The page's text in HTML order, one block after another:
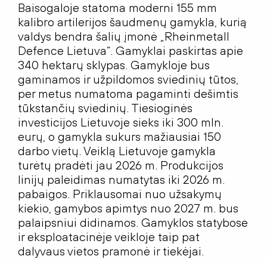
Baisogaloje statoma moderni 155 mm
kalibro artilerijos šaudmenų gamykla, kurią
valdys bendra šalių įmonė „Rheinmetall
Defence Lietuva“. Gamyklai paskirtas apie
340 hektarų sklypas. Gamykloje bus
gaminamos ir užpildomos sviedinių tūtos,
per metus numatoma pagaminti dešimtis
tūkstančių sviedinių. Tiesioginės
investicijos Lietuvoje sieks iki 300 mln.
eurų, o gamykla sukurs mažiausiai 150
darbo vietų. Veiklą Lietuvoje gamykla
turėtų pradėti jau 2026 m. Produkcijos
linijų paleidimas numatytas iki 2026 m.
pabaigos. Priklausomai nuo užsakymų
kiekio, gamybos apimtys nuo 2027 m. bus
palaipsniui didinamos. Gamyklos statybose
ir eksploatacinėje veikloje taip pat
dalyvaus vietos pramonė ir tiekėjai.